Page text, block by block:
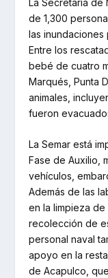
La Secretaría de
de 1,300
las inundaciones
Entre los
bebé de cuatro
Marqués, Punta
animales,
fueron
La Semar está
Fase de Auxilio,
vehículos,
Además de las
en la limpieza
recolección de
personal naval
apoyo en la
de Acapulco,